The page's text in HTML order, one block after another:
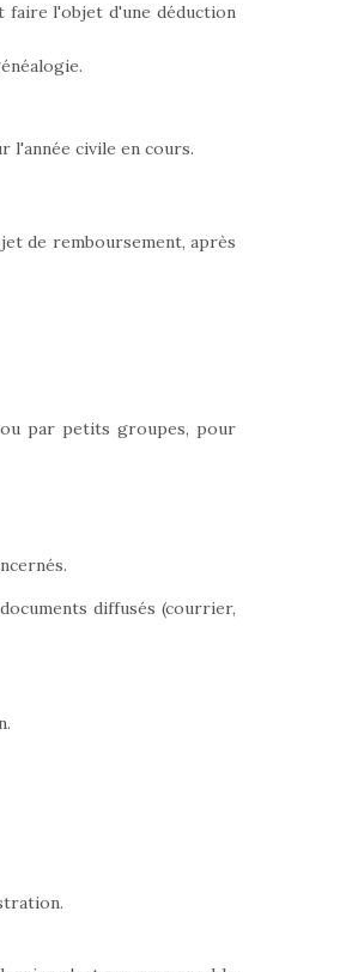
faire l'objet d'une déduction
l'année civile en cours.
de remboursement, après
par petits groupes, pour
diffusés (courrier,